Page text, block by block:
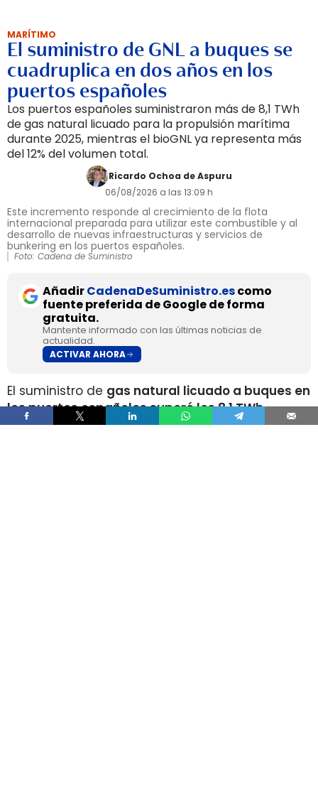
MARÍTIMO
El suministro de GNL a buques se
cuadruplica en dos años en los
puertos españoles
Los puertos españoles suministraron más de 8,1 TWh
de gas natural licuado para la propulsión marítima
durante 2025, mientras el bioGNL ya representa más
del 12% del volumen total.
Ricardo Ochoa de Aspuru
06/08/2026 a las 13:09 h
Este incremento responde al crecimiento de la flota
internacional preparada para utilizar este combustible y al
desarrollo de nuevas infraestructuras y servicios de
bunkering en los puertos españoles.
Foto: Cadena de Suministro
AñadirCadenaDeSuministro.escomo
fuente preferida de Google de forma
gratuita.
Mantente informado con las últimas noticias de
actualidad.
ACTIVAR AHORA
El suministro de gas natural licuado a buques en
los puertos españoles superó los 8,1 TWh
durante 2025, un volumen que multiplica por